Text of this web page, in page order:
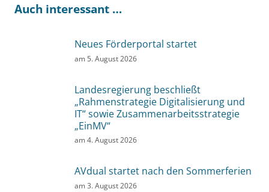
Auch interessant …
Neues Förderportal startet
am 5. August 2026
Landesregierung beschließt
„Rahmenstrategie Digitalisierung und
IT“ sowie Zusammenarbeitsstrategie
„EinMV“
am4. August 2026
AVdual startet nach den Sommerferien
am3. August 2026